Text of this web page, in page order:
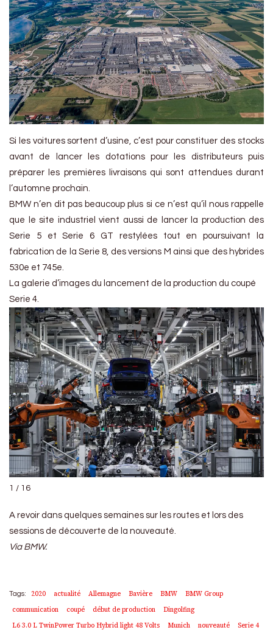
Si les voitures sortent d’usine, c’est pour constituer des stocks
avant de lancer les dotations pour les distributeurs puis
préparer les premières livraisons qui sont attendues durant
l’automne prochain.
BMW n’en dit pas beaucoup plus si ce n’est qu’il nous rappelle
que le site industriel vient aussi de lancer la production des
Serie 5 et Serie 6 GT restylées tout en poursuivant la
fabrication de la Serie 8, des versions M ainsi que des hybrides
530e et 745e.
La galerie d’images du lancement de la production du coupé
Serie 4.
1 / 16
A revoir dans quelques semaines sur les routes et lors des
sessions de découverte de la nouveauté.
Via BMW.
Tags: 2020 actualité Allemagne Bavière BMW
BMW Group
communication
coupé début de production
Dingolfing
L6 3.0 L TwinPower Turbo Hybrid light 48 Volts
Munich nouveauté Serie 4